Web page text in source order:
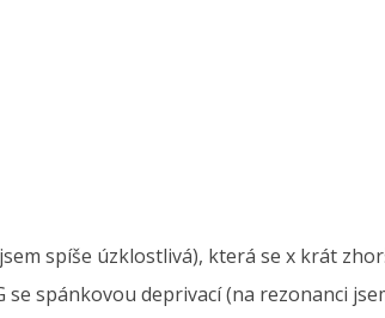
spíše úzklostlivá), která se x krát
se spánkovou deprivací (na rezonanci